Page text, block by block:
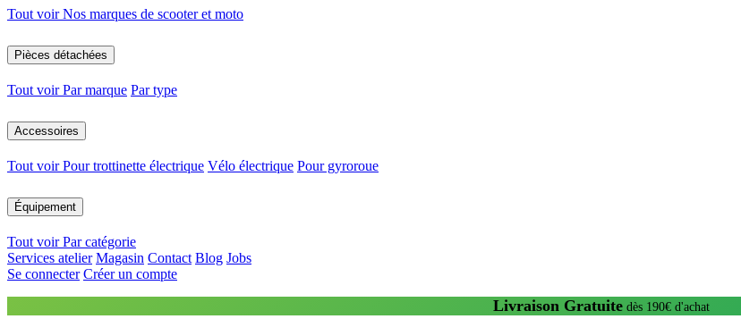
Tout voirNos marques de scooter et moto
Pièces détachées
Tout voirPar marque Par type
Accessoires
Tout voirPour trottinette électrique Vélo électrique Pour gyroroue
Équipement
Tout voirPar catégorie
Services atelier Magasin Contact Blog Jobs
Se connecter Créer un compte
Livraison Gratuite dès 190€ d'achat